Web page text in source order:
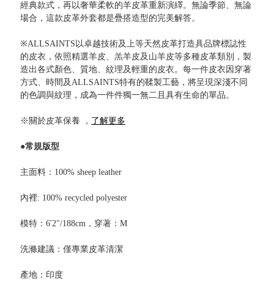
經典款式，再以奢華柔軟的羊皮革重新演繹。無論季節、無論
場合，這款皮革外套都是疊搭造型的完美解答。
※ALLSAINTS以卓越技術及上等天然皮革打造具品牌標誌性
的皮衣，依照精選羊皮、羔羊皮及山羊皮等多種皮革類別，製
造出各式顏色、質地、紋理及輕重的皮衣。每一件皮衣因穿著
方式、時間及ALLSAINTS特有的鞣製工藝，將呈現深淺不同
的色調與紋理，成為一件件獨一無二且具有生命的單品。
※關於皮革保養 ， 了解更多
●常規版型
主面料：100% sheep leather
內裡: 100% recycled polyester
模特：6'2"/188cm，穿著：M
洗滌建議：僅專業皮革清潔
產地：印度